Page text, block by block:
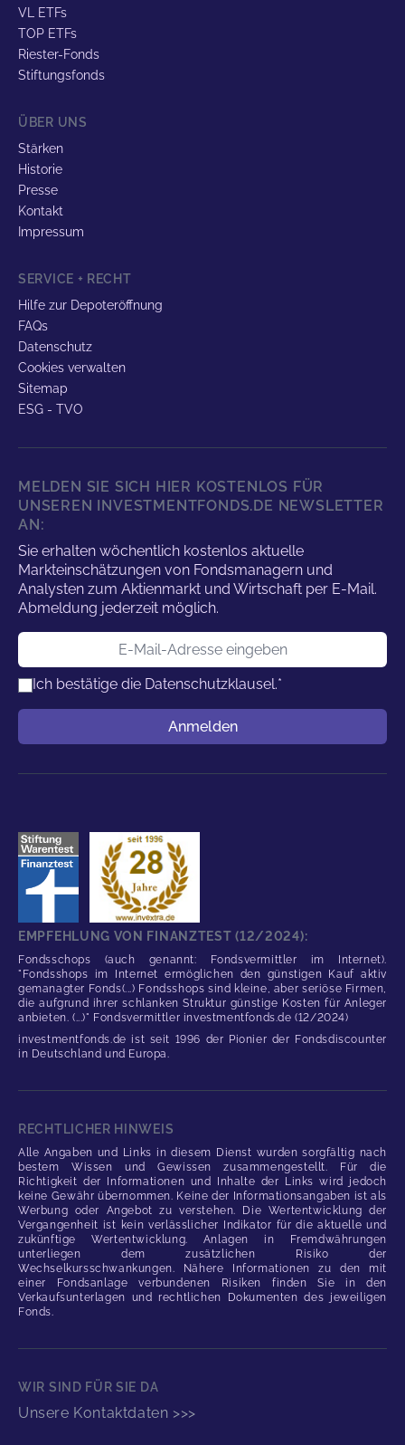
VL ETFs
TOP ETFs
Riester-Fonds
Stiftungsfonds
ÜBER UNS
Stärken
Historie
Presse
Kontakt
Impressum
SERVICE + RECHT
Hilfe zur Depoteröffnung
FAQs
Datenschutz
Cookies verwalten
Sitemap
ESG - TVO
MELDEN SIE SICH HIER KOSTENLOS FÜR
UNSEREN INVESTMENTFONDS.DE NEWSLETTER
AN:
Sie erhalten wöchentlich kostenlos aktuelle
Markteinschätzungen von Fondsmanagern und
Analysten zum Aktienmarkt und Wirtschaft per E-Mail.
Abmeldung jederzeit möglich.
E-Mail-Adresse
Ich bestätige die Datenschutzklausel.*
Anmelden
EMPFEHLUNG VON FINANZTEST (12/2024):
Fondsschops (auch genannt: Fondsvermittler im Internet).
"Fondsshops im Internet ermöglichen den günstigen Kauf aktiv
gemanagter Fonds(...) Fondsshops sind kleine, aber seriöse Firmen,
die aufgrund ihrer schlanken Struktur günstige Kosten für Anleger
anbieten. (...)" Fondsvermittler investmentfonds.de (12/2024)
investmentfonds.de ist seit 1996 der Pionier der Fondsdiscounter
in Deutschland und Europa.
RECHTLICHER HINWEIS
Alle Angaben und Links in diesem Dienst wurden sorgfältig nach
bestem Wissen und Gewissen zusammengestellt. Für die
Richtigkeit der Informationen und Inhalte der Links wird jedoch
keine Gewähr übernommen. Keine der Informationsangaben ist als
Werbung oder Angebot zu verstehen. Die Wertentwicklung der
Vergangenheit ist kein verlässlicher Indikator für die aktuelle und
zukünftige Wertentwicklung. Anlagen in Fremdwährungen
unterliegen dem zusätzlichen Risiko der
Wechselkursschwankungen. Nähere Informationen zu den mit
einer Fondsanlage verbundenen Risiken finden Sie in den
Verkaufsunterlagen und rechtlichen Dokumenten des jeweiligen
Fonds.
WIR SIND FÜR SIE DA
Unsere Kontaktdaten >>>